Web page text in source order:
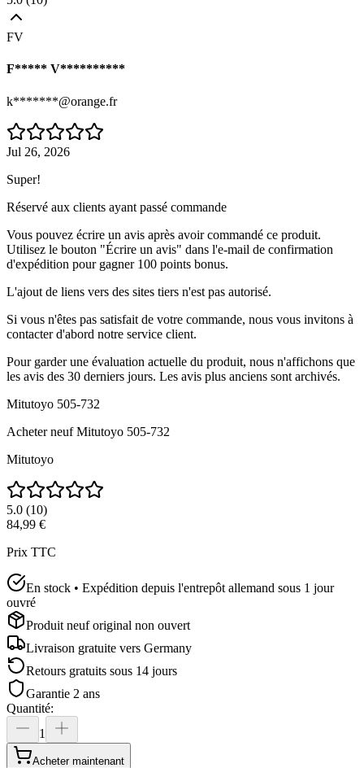
FV
F***** V**********
k*******@orange.fr
Jul 26, 2026
Super!
Réservé aux clients ayant passé commande
Vous pouvez écrire un avis après avoir commandé ce produit.
Utilisez le bouton "Écrire un avis" dans l'e-mail de confirmation
d'expédition pour gagner 100 points bonus.
L'ajout de liens vers des sites tiers n'est pas autorisé.
Si vous n'êtes pas satisfait de votre commande, nous vous invitons à
contacter d'abord notre service client.
Pour garder une évaluation actuelle du produit, nous n'affichons que
les avis des 30 derniers jours. Les avis plus anciens sont archivés.
Mitutoyo 505-732
Acheter neuf Mitutoyo 505-732
Mitutoyo
5.0 (10)
84,99 €
Prix TTC
En stock • Expédition depuis l'entrepôt allemand sous 1 jour
ouvré
Produit neuf original non ouvert
Livraison gratuite vers Germany
Retours gratuits sous 14 jours
Garantie 2 ans
Quantité:
1
Acheter maintenant